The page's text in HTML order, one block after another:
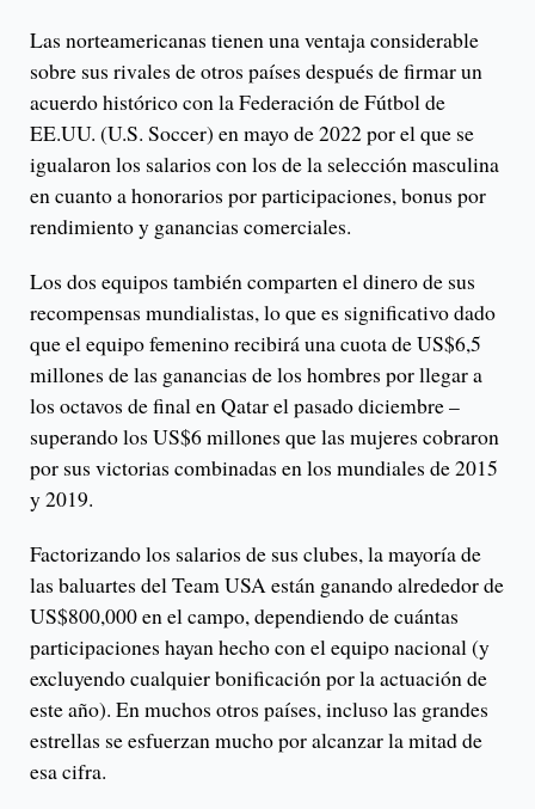
Las norteamericanas tienen una ventaja considerable
sobre sus rivales de otros países después de firmar un
acuerdo histórico con la Federación de Fútbol de
EE.UU. (U.S. Soccer) en mayo de 2022 por el que se
igualaron los salarios con los de la selección masculina
en cuanto a honorarios por participaciones, bonus por
rendimiento y ganancias comerciales.
Los dos equipos también comparten el dinero de sus
recompensas mundialistas, lo que es significativo dado
que el equipo femenino recibirá una cuota de US$6,5
millones de las ganancias de los hombres por llegar a
los octavos de final en Qatar el pasado diciembre –
superando los US$6 millones que las mujeres cobraron
por sus victorias combinadas en los mundiales de 2015
y 2019.
Factorizando los salarios de sus clubes, la mayoría de
las baluartes del Team USA están ganando alrededor de
US$800,000 en el campo, dependiendo de cuántas
participaciones hayan hecho con el equipo nacional (y
excluyendo cualquier bonificación por la actuación de
este año). En muchos otros países, incluso las grandes
estrellas se esfuerzan mucho por alcanzar la mitad de
esa cifra.